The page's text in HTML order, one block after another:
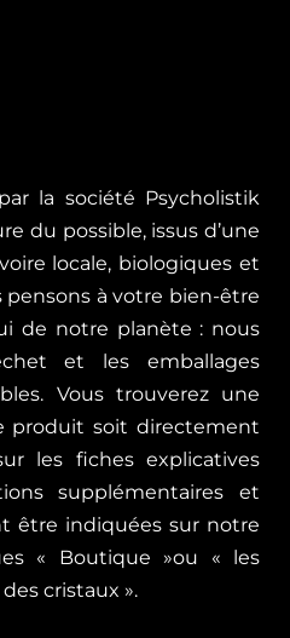
la société Psycholistik
du possible, issus d’une
locale, biologiques et
pensons à votre bien-être
de notre planète : nous
et les emballages
Vous trouverez une
produit soit directement
les fiches explicatives
supplémentaires et
être indiquées sur notre
« Boutique »ou « les
cristaux ».